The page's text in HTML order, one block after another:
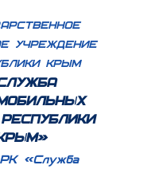
УЧРЕЖДЕНИЕ
КРЫМ
«Служба